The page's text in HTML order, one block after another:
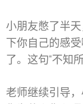
小朋友憋了半
下你自己的感
了。这句“不知
老师继续引导